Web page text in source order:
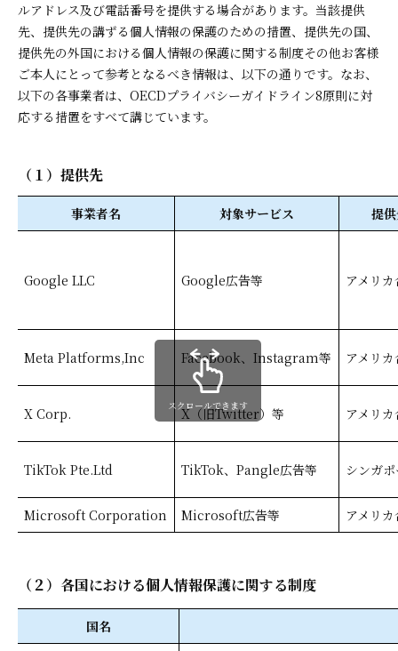
ルアドレス及び電話番号を提供する場合があります。当該提供
先、提供先の講ずる個人情報の保護のための措置、提供先の国、
提供先の外国における個人情報の保護に関する制度その他お客様
ご本人にとって参考となるべき情報は、以下の通りです。なお、
以下の各事業者は、OECDプライバシーガイドライン8原則に対
応する措置をすべて講じています。
（１）提供先
事業者名 対象サービス 提
Google LLC Google広告等 アメリ
Meta Platforms,Inc Facebook、Instagram等 アメリ
X Corp. X（旧Twitter）等 アメリ
TikTok Pte.Ltd TikTok、Pangle広告等 シンガ
Microsoft Corporation Microsoft広告等 アメリ
スクロールできます
（２）各国における個人情報保護に関する制度
国名